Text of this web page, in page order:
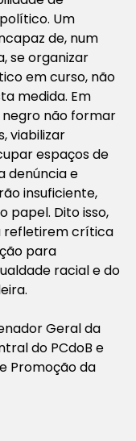
Um
de, num
se organizar
em curso, não
medida. Em
não formar
viabilizar
espaços de
denúncia e
insuficiente,
papel. Dito isso,
refletirem crítica
para
racial e do
Geral da
do PCdoB e
Promoção da